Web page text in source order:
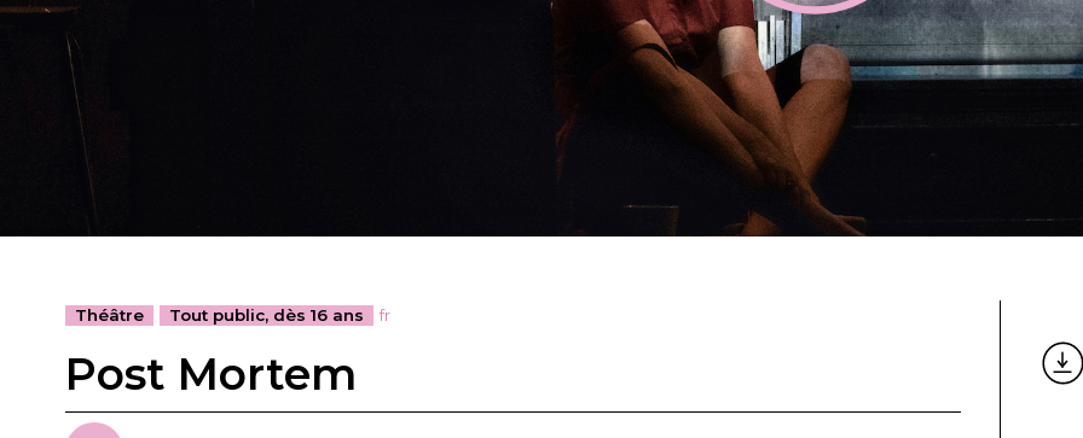
Théâtre Tout public, dès 16 ans fr
Post Mortem